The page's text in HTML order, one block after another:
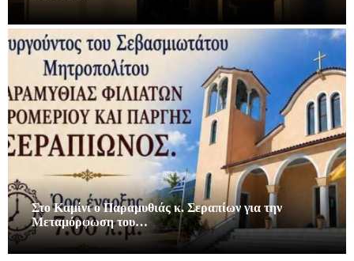
Στο Καμίνι ο Παραμυθιάς κ. Σεραπίων για την
Μεταμόρφωση του…